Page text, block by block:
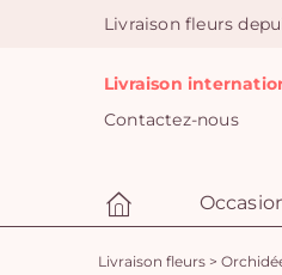
Livraison fleurs
Livraison
Contactez-nous
Livraison fleurs >